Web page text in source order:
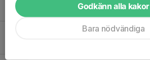
0
På lördag kör vi!
Godkänn alla kakor
Bara nödvändiga